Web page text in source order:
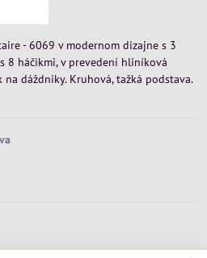
- 6069 v modernom dizajne s 3
8 háčikmi, v prevedení hliníková
dáždniky. Kruhová, tažká podstava.